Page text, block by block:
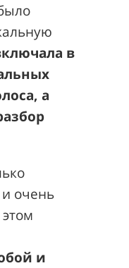
в
а
очень
и